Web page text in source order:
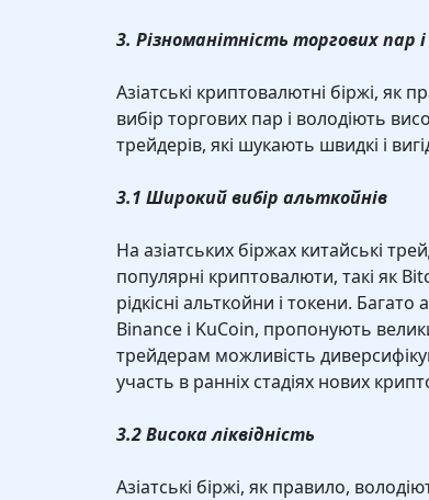
3. Різноманітність торгових пар і
Азіатські криптовалютні біржі,
вибір торгових пар і володіють
трейдерів, які шукають швидкі і
3.1 Широкий вибір альткойнів
На азіатських біржах китайські
популярні криптовалюти, такі як
рідкісні альткойни і токени. Багато
Binance і KuCoin, пропонують
трейдерам можливість
участь в ранніх стадіях нових
3.2 Висока ліквідність
Азіатські біржі, як правило,